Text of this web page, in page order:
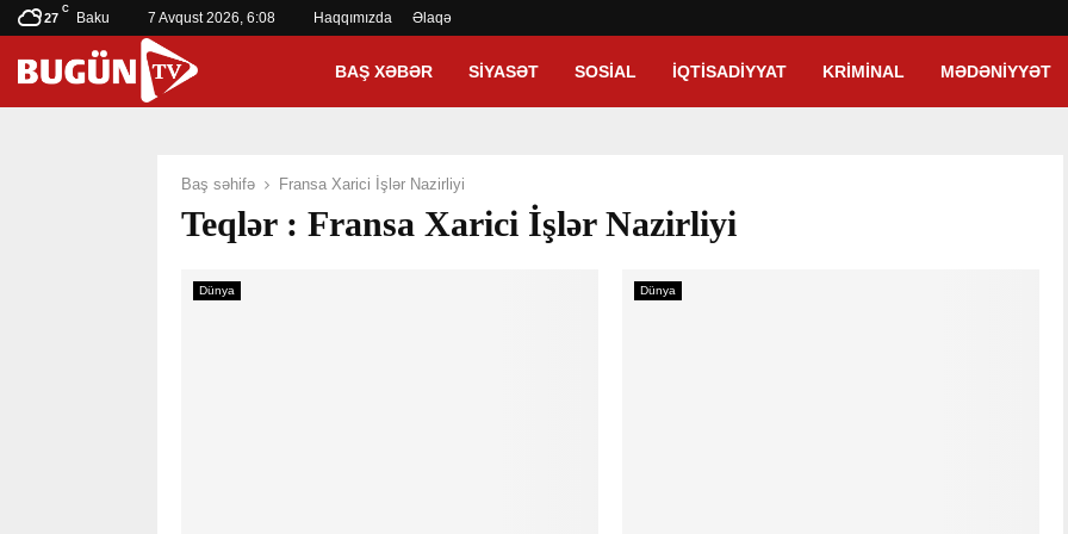
27
C
Baku 7 Avqust 2026, 6:08 Haqqımızda Əlaqə
BAŞ XƏBƏR SIYASƏT SOSIAL İQTISADIYYAT KRIMINAL MƏDƏNIYYƏT
Baş səhifə Fransa Xarici İşlər Nazirliyi
Teqlər : Fransa Xarici İşlər Nazirliyi
Dünya Dünya